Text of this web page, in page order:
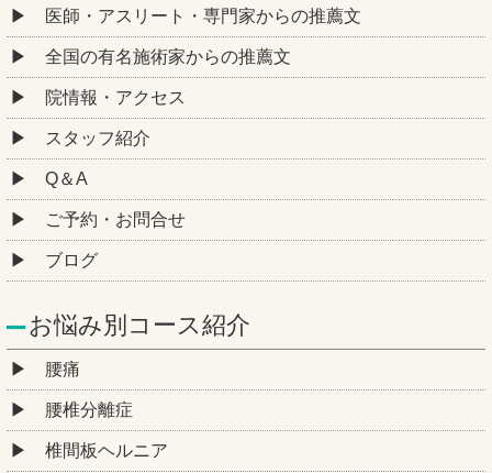
医師・アスリート・専門家からの推薦文
全国の有名施術家からの推薦文
院情報・アクセス
スタッフ紹介
Q＆A
ご予約・お問合せ
ブログ
お悩み別コース紹介
腰痛
腰椎分離症
椎間板ヘルニア